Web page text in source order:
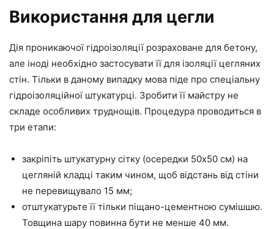
Використання для цегли
Дія проникаючої гідроізоляції розраховане для бетону,
але іноді необхідно застосувати її для ізоляції цегляних
стін. Тільки в даному випадку мова піде про спеціальну
гідроізоляційної штукатурці. Зробити її майстру не
складе особливих труднощів. Процедура проводиться в
три етапи:
закріпіть штукатурну сітку (осередки 50х50 см) на
цегляній кладці таким чином, щоб відстань від стіни
не перевищувало 15 мм;
отштукатурьте її тільки піщано-цементною сумішшю.
Товщина шару повинна бути не менше 40 мм.